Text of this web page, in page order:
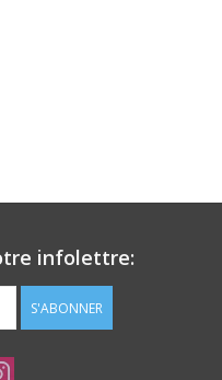
infolettre:
S'ABONNER